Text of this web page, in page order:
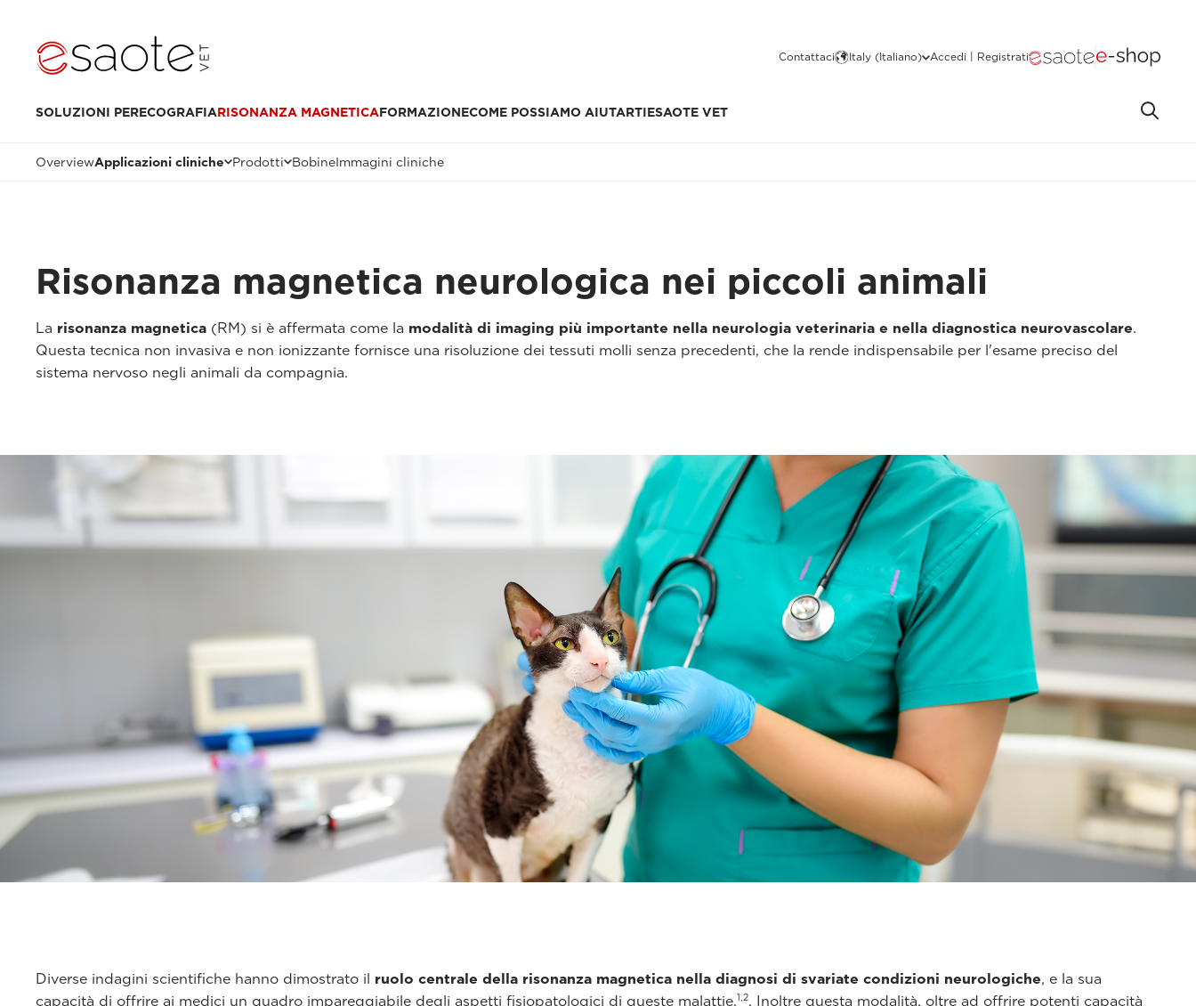
Contattaci Italy (Italiano) Accedi | Registrati
SOLUZIONI PERECOGRAFIARISONANZA MAGNETICAFORMAZIONECOME POSSIAMO AIUTARTIESAOTE VET
OverviewApplicazioni cliniche Prodotti BobineImmagini cliniche
Risonanza magnetica neurologica nei piccoli animali
La risonanza magnetica (RM) si è affermata come la modalità di imaging più importante nella neurologia veterinaria e nella diagnostica neurovascolare.
Questa tecnica non invasiva e non ionizzante fornisce una risoluzione dei tessuti molli senza precedenti, che la rende indispensabile per l'esame preciso del
sistema nervoso negli animali da compagnia.
Diverse indagini scientifiche hanno dimostrato il ruolo centrale della risonanza magnetica nella diagnosi di svariate condizioni neurologiche, e la sua
capacità di offrire ai medici un quadro impareggiabile degli aspetti fisiopatologici di queste malattie.1,2. Inoltre questa modalità, oltre ad offrire potenti capacità